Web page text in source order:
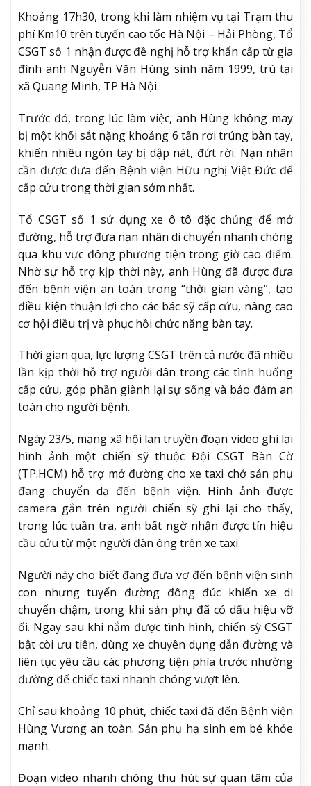
Khoảng 17h30, trong khi làm nhiệm vụ tại Trạm thu
phí Km10 trên tuyến cao tốc Hà Nội – Hải Phòng, Tổ
CSGT số 1 nhận được đề nghị hỗ trợ khẩn cấp từ gia
đình anh Nguyễn Văn Hùng sinh năm 1999, trú tại
xã Quang Minh, TP Hà Nội.
Trước đó, trong lúc làm việc, anh Hùng không may
bị một khối sắt nặng khoảng 6 tấn rơi trúng bàn tay,
khiến nhiều ngón tay bị dập nát, đứt rời. Nạn nhân
cần được đưa đến Bệnh viện Hữu nghị Việt Đức để
cấp cứu trong thời gian sớm nhất.
Tổ CSGT số 1 sử dụng xe ô tô đặc chủng để mở
đường, hỗ trợ đưa nạn nhân di chuyển nhanh chóng
qua khu vực đông phương tiện trong giờ cao điểm.
Nhờ sự hỗ trợ kịp thời này, anh Hùng đã được đưa
đến bệnh viện an toàn trong “thời gian vàng”, tạo
điều kiện thuận lợi cho các bác sỹ cấp cứu, nâng cao
cơ hội điều trị và phục hồi chức năng bàn tay.
Thời gian qua, lực lượng CSGT trên cả nước đã nhiều
lần kịp thời hỗ trợ người dân trong các tình huống
cấp cứu, góp phần giành lại sự sống và bảo đảm an
toàn cho người bệnh.
Ngày 23/5, mạng xã hội lan truyền đoạn video ghi lại
hình ảnh một chiến sỹ thuộc Đội CSGT Bàn Cờ
(TP.HCM) hỗ trợ mở đường cho xe taxi chở sản phụ
đang chuyển dạ đến bệnh viện. Hình ảnh được
camera gắn trên người chiến sỹ ghi lại cho thấy,
trong lúc tuần tra, anh bất ngờ nhận được tín hiệu
cầu cứu từ một người đàn ông trên xe taxi.
Người này cho biết đang đưa vợ đến bệnh viện sinh
con nhưng tuyến đường đông đúc khiến xe di
chuyển chậm, trong khi sản phụ đã có dấu hiệu vỡ
ối. Ngay sau khi nắm được tình hình, chiến sỹ CSGT
bật còi ưu tiên, dùng xe chuyên dụng dẫn đường và
liên tục yêu cầu các phương tiện phía trước nhường
đường để chiếc taxi nhanh chóng vượt lên.
Chỉ sau khoảng 10 phút, chiếc taxi đã đến Bệnh viện
Hùng Vương an toàn. Sản phụ hạ sinh em bé khỏe
mạnh.
Đoạn video nhanh chóng thu hút sự quan tâm của